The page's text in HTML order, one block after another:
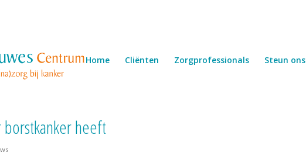
Home Cliënten Zorgprofessionals Steun ons
heeft